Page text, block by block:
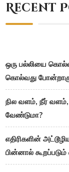
Recent
ஒரு பல்லியை
கொல்வது
நில வளம், நீர்
வேண்டுமா?
எதிரிகளின்
பின்னால்